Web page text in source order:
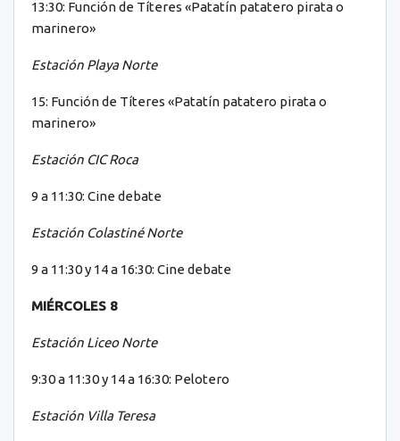
13:30: Función de Títeres «Patatín patatero pirata o
marinero»
Estación Playa Norte
15: Función de Títeres «Patatín patatero pirata o
marinero»
Estación CIC Roca
9 a 11:30: Cine debate
Estación Colastiné Norte
9 a 11:30 y 14 a 16:30: Cine debate
MIÉRCOLES 8
Estación Liceo Norte
9:30 a 11:30 y 14 a 16:30: Pelotero
Estación Villa Teresa